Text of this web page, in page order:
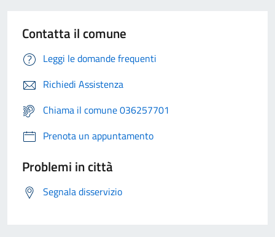
Contatta il comune
Leggi le domande frequenti
Richiedi Assistenza
Chiama il comune 036257701
Prenota un appuntamento
Problemi in città
Segnala disservizio